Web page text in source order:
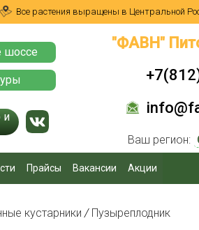
Все растения выращены в Центральной
шоссе
и
"ФАВН"
Ваш регион:
Прайсы Вакансии Акции
кустарники / Пузыреплодник